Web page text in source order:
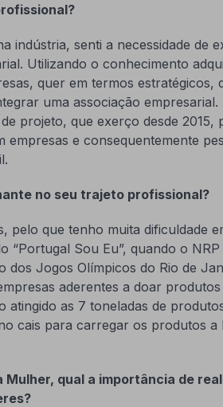
indústria, senti a necessidade de
Utilizando o conhecimento
quer em termos estratégicos,
uma associação empresarial.
projeto, que exerço desde 2015,
e consequentemente
no seu trajeto profissional?
pelo que tenho muita dificuldade
Sou Eu”, quando o
dos Jogos Olímpicos do Rio de
aderentes a doar
atingido as 7 toneladas de
cais para carregar os produtos a
Mulher, qual a importância de